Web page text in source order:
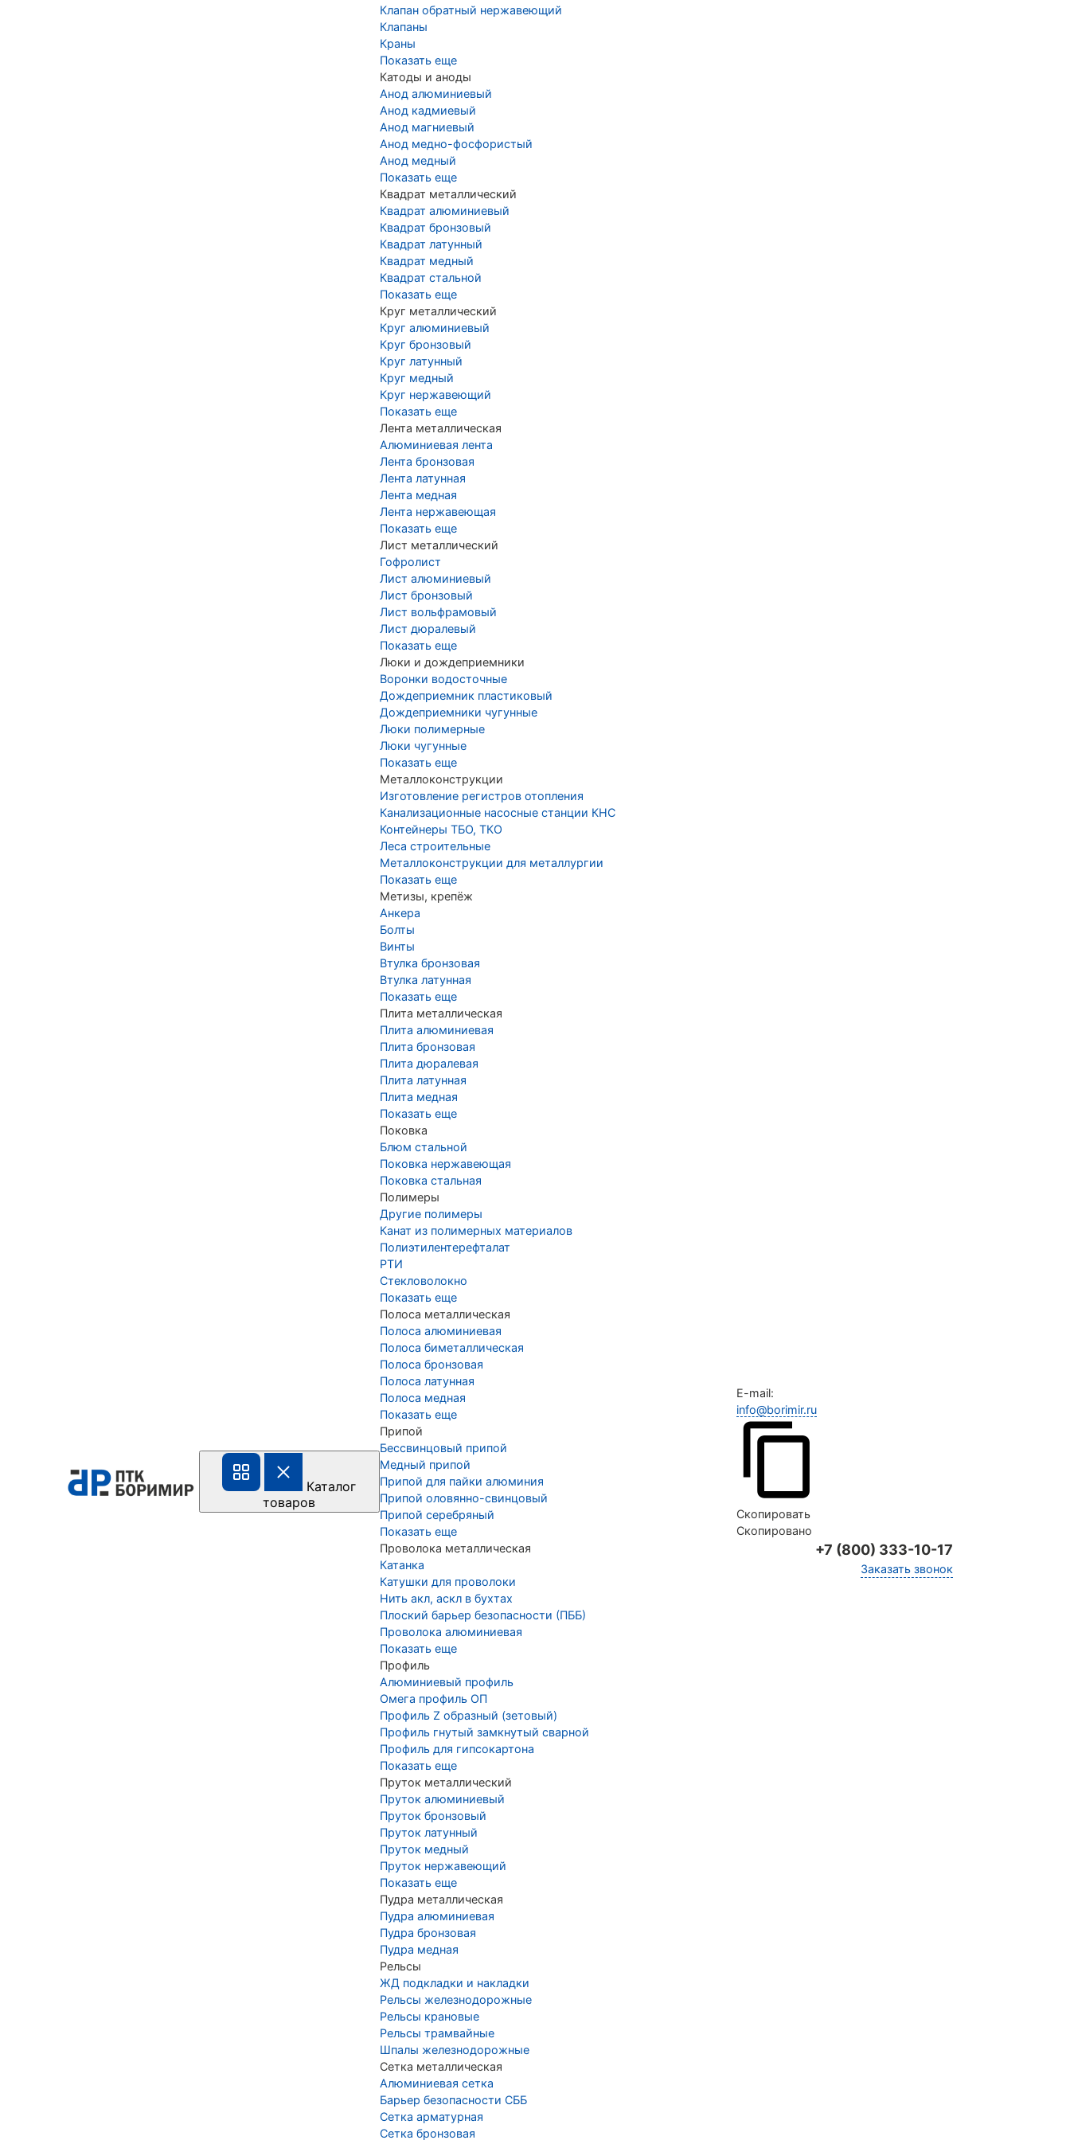
Каталог
товаров
Клапан обратный нержавеющий
Клапаны
Краны
Показать еще
Катоды и аноды
Анод алюминиевый
Анод кадмиевый
Анод магниевый
Анод медно-фосфористый
Анод медный
Показать еще
Квадрат металлический
Квадрат алюминиевый
Квадрат бронзовый
Квадрат латунный
Квадрат медный
Квадрат стальной
Показать еще
Круг металлический
Круг алюминиевый
Круг бронзовый
Круг латунный
Круг медный
Круг нержавеющий
Показать еще
Лента металлическая
Алюминиевая лента
Лента бронзовая
Лента латунная
Лента медная
Лента нержавеющая
Показать еще
Лист металлический
Гофролист
Лист алюминиевый
Лист бронзовый
Лист вольфрамовый
Лист дюралевый
Показать еще
Люки и дождеприемники
Воронки водосточные
Дождеприемник пластиковый
Дождеприемники чугунные
Люки полимерные
Люки чугунные
Показать еще
Металлоконструкции
Изготовление регистров отопления
Канализационные насосные станции КНС
Контейнеры ТБО, ТКО
Леса строительные
Металлоконструкции для металлургии
Показать еще
Метизы, крепёж
Анкера
Болты
Винты
Втулка бронзовая
Втулка латунная
Показать еще
Плита металлическая
Плита алюминиевая
Плита бронзовая
Плита дюралевая
Плита латунная
Плита медная
Показать еще
Поковка
Блюм стальной
Поковка нержавеющая
Поковка стальная
Полимеры
Другие полимеры
Канат из полимерных материалов
Полиэтилентерефталат
РТИ
Стекловолокно
Показать еще
Полоса металлическая
Полоса алюминиевая
Полоса биметаллическая
Полоса бронзовая
Полоса латунная
Полоса медная
Показать еще
Припой
Бессвинцовый припой
Медный припой
Припой для пайки алюминия
Припой оловянно-свинцовый
Припой серебряный
Показать еще
Проволока металлическая
Катанка
Катушки для проволоки
Нить акл, аскл в бухтах
Плоский барьер безопасности (ПББ)
Проволока алюминиевая
Показать еще
Профиль
Алюминиевый профиль
Омега профиль ОП
Профиль Z образный (зетовый)
Профиль гнутый замкнутый сварной
Профиль для гипсокартона
Показать еще
Пруток металлический
Пруток алюминиевый
Пруток бронзовый
Пруток латунный
Пруток медный
Пруток нержавеющий
Показать еще
Пудра металлическая
Пудра алюминиевая
Пудра бронзовая
Пудра медная
Рельсы
ЖД подкладки и накладки
Рельсы железнодорожные
Рельсы крановые
Рельсы трамвайные
Шпалы железнодорожные
Сетка металлическая
Алюминиевая сетка
Барьер безопасности СББ
Сетка арматурная
Сетка бронзовая
E-mail:
info@borimir.ru
Скопировать
Скопировано
+7 (800) 333-10-17
Заказать звонок